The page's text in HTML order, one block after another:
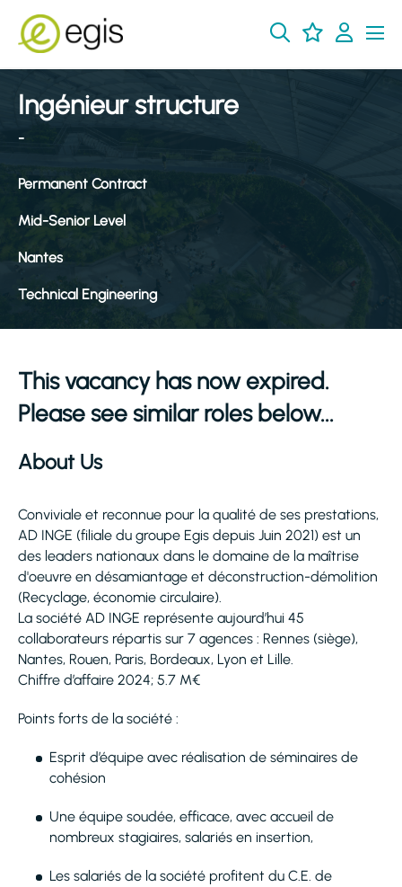
Ingénieur structure
-
Permanent Contract
Mid-Senior Level
Nantes
Technical Engineering
This vacancy has now expired.
Please see similar roles below...
About Us
Conviviale et reconnue pour la qualité de ses prestations,
AD INGE (filiale du groupe Egis depuis Juin 2021) est un
des leaders nationaux dans le domaine de la maîtrise
d'oeuvre en désamiantage et déconstruction-démolition
(Recyclage, économie circulaire).
La société AD INGE représente aujourd’hui 45
collaborateurs répartis sur 7 agences : Rennes (siège),
Nantes, Rouen, Paris, Bordeaux, Lyon et Lille.
Chiffre d’affaire 2024; 5.7 M€
Points forts de la société :
Esprit d’équipe avec réalisation de séminaires de
cohésion
Une équipe soudée, efficace, avec accueil de
nombreux stagiaires, salariés en insertion,
Les salariés de la société profitent du C.E. de